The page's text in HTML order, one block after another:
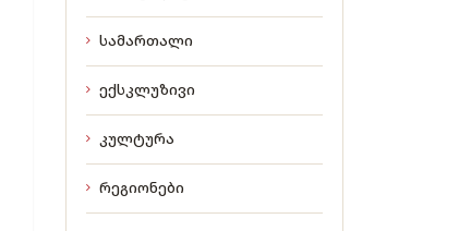
სამართალი
ექსკლუზივი
კულტურა
რეგიონები